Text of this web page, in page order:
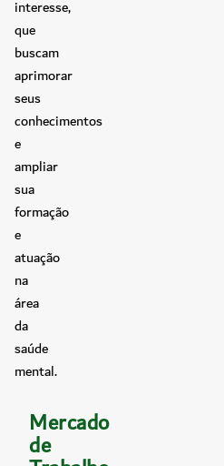
interesse,
que
buscam
aprimorar
seus
conhecimentos
e
ampliar
sua
formação
e
atuação
na
área
da
saúde
mental.
Mercado
de